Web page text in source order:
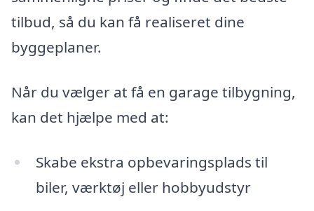
tilbud, så du kan få realiseret dine
byggeplaner.
Når du vælger at få en garage tilbygning,
kan det hjælpe med at:
Skabe ekstra opbevaringsplads til
biler, værktøj eller hobbyudstyr